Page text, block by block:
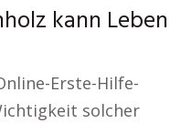
kann Leben
Erste-Hilfe-
solcher